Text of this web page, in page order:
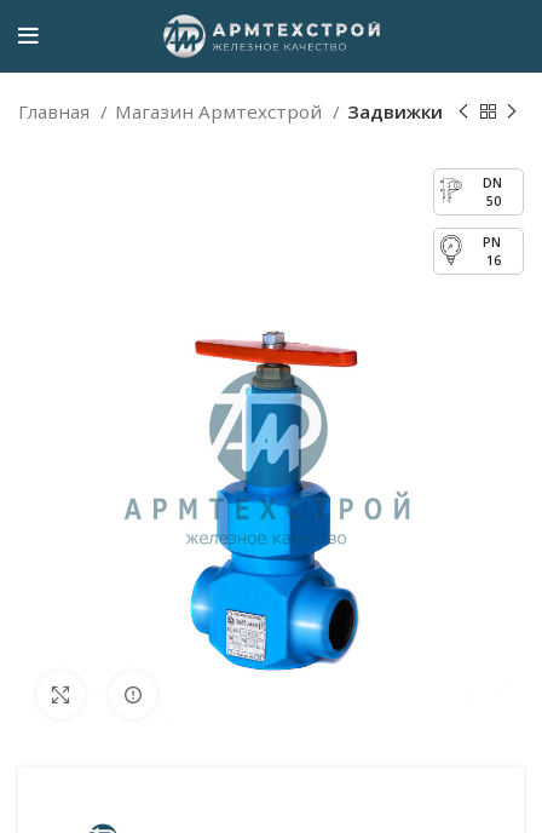
Главная Магазин Армтехстрой Задвижки
50
16
Увеличить